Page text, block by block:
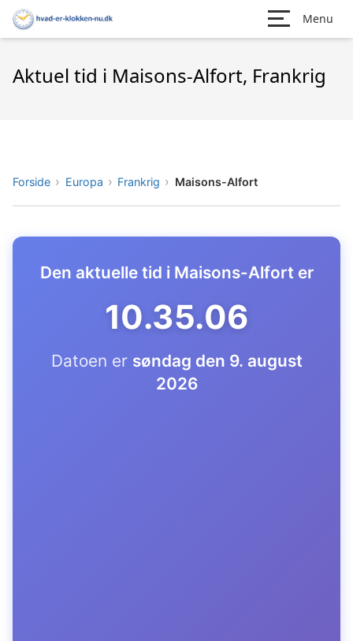
Menu
Aktuel tid i Maisons-Alfort, Frankrig
Forside Europa Frankrig Maisons-Alfort
Den aktuelle tid i Maisons-Alfort er
10.35.07
Datoen er søndag den 9. august
2026